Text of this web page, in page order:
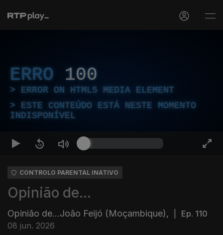
ERRO 100
ERROR ON HTML5 MEDIA ELEMENT
ESTE CONTEÚDO ESTÁ NESTE MOMENTO
INDISPONÍVEL
CONTROLO PARENTAL INATIVO
Opinião de...
Opinião de...João Feijó (Moçambique),
Ep. 110
08 jun. 2026